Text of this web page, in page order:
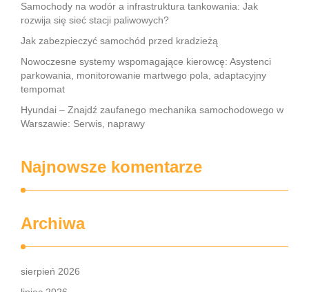
Samochody na wodór a infrastruktura tankowania: Jak
rozwija się sieć stacji paliwowych?
Jak zabezpieczyć samochód przed kradzieżą
Nowoczesne systemy wspomagające kierowcę: Asystenci
parkowania, monitorowanie martwego pola, adaptacyjny
tempomat
Hyundai – Znajdź zaufanego mechanika samochodowego w
Warszawie: Serwis, naprawy
Najnowsze komentarze
Archiwa
sierpień 2026